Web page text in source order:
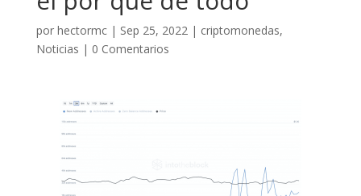
por hectormc| Sep 25, 2022| criptomonedas,
Noticias | 0 Comentarios